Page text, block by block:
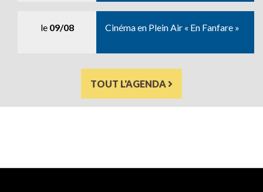
le 09/08 Cinéma en Plein Air « En Fanfare »
TOUT L'AGENDA